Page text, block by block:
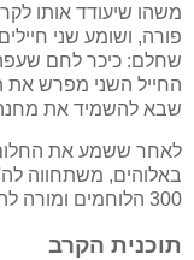
משהו שיעודד אותו
פורה, ושומע שני
שחלם: כיכר לחם שעפה
החייל השני מפרש את
שבא להשמיד את מחנה
לאחר ששמע את החלום
באלוהים, משתחווה
300 הלוחמים ומורה להם להתכונן לקרב.
תוכנית הקרב